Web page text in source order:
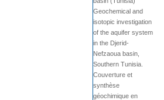
Geochemical and
isotopic investigation
of the aquifer system
in the Djerid-
Nefzaoua basin,
Southern Tunisia.
Couverture et
synthèse
géochimique en